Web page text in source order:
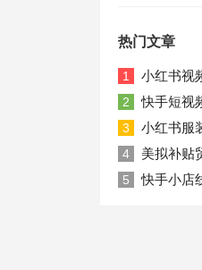
热门文章
1 小红书视
2 快手短视
3 小红书服
4 美拟补贴
5 快手小店